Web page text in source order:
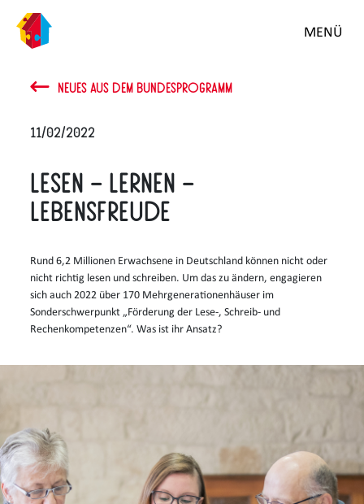
MENÜ
NEUES AUS DEM BUNDESPROGRAMM
11/02/2022
Lesen – Lernen –
Lebensfreude
Rund 6,2 Millionen Erwachsene in Deutschland können nicht oder
nicht richtig lesen und schreiben. Um das zu ändern, engagieren
sich auch 2022 über 170 Mehrgenerationenhäuser im
Sonderschwerpunkt „Förderung der Lese-, Schreib- und
Rechenkompetenzen“. Was ist ihr Ansatz?